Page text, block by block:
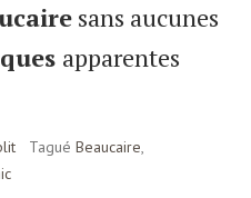
sans aucunes
apparentes
Tagué Beaucaire,